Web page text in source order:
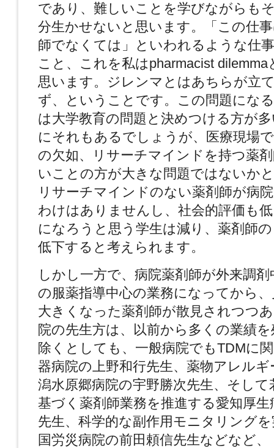
であり、難しいことを学びながらも
分生かせないと思います。「この仕
師でなくては」といわれるような仕
こと、これを私はpharmacist
思います。ジレンマとはあちらが立
ず、ということです。この問題にな
は大学教育の問題と決めつける方が
にそれもあるでしょうが、医療現場
の欠如、リサーチマインドを持つ薬
いことの方が大きな問題ではないか
リサーチマインドのない薬剤師が病
わけはありませんし、社会的評価も
になろうと思う学生は減り、薬剤師
低下すると考えられます。
しかし一方で、病院薬剤師が外来調
の服薬指導中心の業務になってから
大きくなった薬剤師が散見されつつ
院の先生方は、以前から多くの業績
除くとしても、一般病院でもTDMに
器病院の上野和行先生、薬物アレル
潟水原郷病院の宇野勝次先生、そし
基づく薬剤師業務を推進する愛知厚
先生、科学的な副作用モニタリング
国労災病院の前田頼信先生などなど